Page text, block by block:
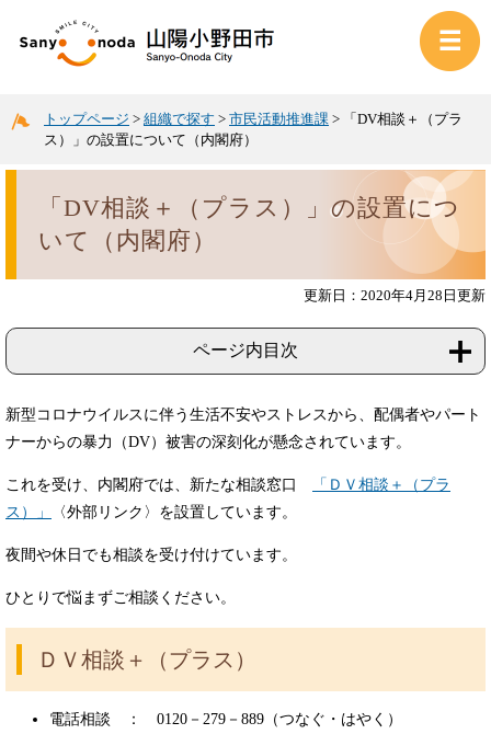
トップページ > 組織で探す > 市民活動推進課 >
「DV相談＋（プラ
ス）」の設置について（内閣府）
「DV相談＋（プラス）」の設置につ
いて（内閣府）
更新日：2020年4月28日更新
ページ内目次
新型コロナウイルスに伴う生活不安やストレスから、配偶者やパート
ナーからの暴力（DV）被害の深刻化が懸念されています。
これを受け、内閣府では、新たな相談窓口
「ＤＶ相談＋（プラ
ス）」
〈外部リンク〉を設置しています。
夜間や休日でも相談を受け付けています。
ひとりで悩まずご相談ください。
ＤＶ相談＋（プラス）
電話相談 ： 0120－279－889（つなぐ・はやく）